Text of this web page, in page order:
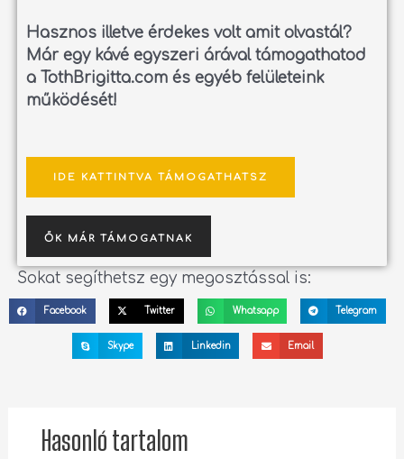
Hasznos illetve érdekes volt amit olvastál?
Már egy kávé egyszeri árával támogathatod
a TothBrigitta.com és egyéb felületeink
működését!
IDE KATTINTVA TÁMOGATHATSZ
ŐK MÁR TÁMOGATNAK
Sokat segíthetsz egy megosztással is:
Facebook Twitter Whatsapp Telegram
Skype Linkedin Email
Hasonló tartalom